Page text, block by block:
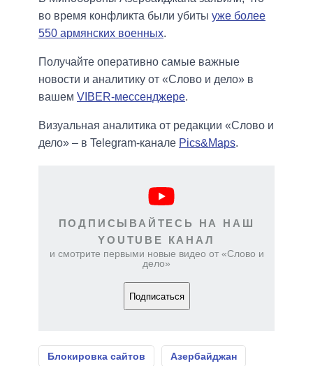
во время конфликта были убиты уже более
550 армянских военных.
Получайте оперативно самые важные
новости и аналитику от «Слово и дело» в
вашем VIBER-мессенджере.
Визуальная аналитика от редакции «Слово и
дело» – в Telegram-канале Pics&Maps.
ПОДПИСЫВАЙТЕСЬ НА НАШ
YOUTUBE КАНАЛ
и смотрите первыми новые видео от «Слово и
дело»
Подписаться
Блокировка сайтов Азербайджан